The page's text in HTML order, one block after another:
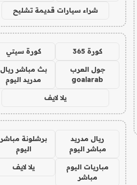
شراء سيارات قديمة تشليح
كورة 365 كورة سيتي
جول العرب
goalarab
بث مباشر ريال
مدريد اليوم
يلا لايف
ريال مدريد
مباشر اليوم
برشلونة مباشر
اليوم
مباريات اليوم
مباشر
يلا لايف